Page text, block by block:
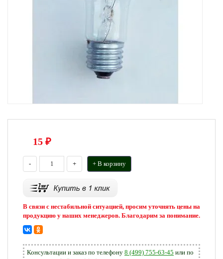
15 ₽
- + + В корзину
В связи с нестабильной ситуацией, просим уточнять цены на
продукцию у наших менеджеров. Благодарим за понимание.
Консультации и заказ по телефону 8 (499) 755-63-45 или по